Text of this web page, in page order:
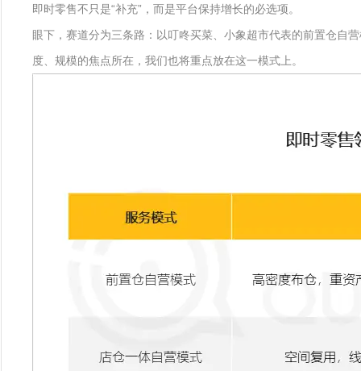
即时零售不只是“补充”，而是平台保持增长的必选项。
眼下，赛道分为三条路：以叮咚买菜、小象超市代表的前置仓自
度、规模的焦点所在，我们也将重点放在这一模式上。